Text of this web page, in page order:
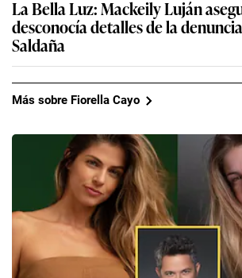
La Bella Luz: Mackeily Luján
desconocía detalles de la
Saldaña
Más sobre Fiorella Cayo